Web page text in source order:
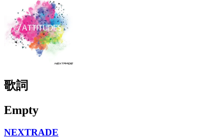
歌詞
Empty
NEXTRADE